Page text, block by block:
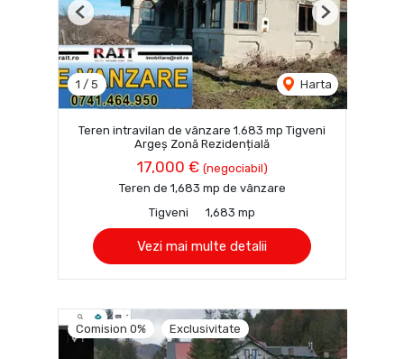
1 / 5 Harta
Previous Next
Teren intravilan de vânzare 1.683 mp Tigveni
Argeș Zonă Rezidențială
17,000 € (negociabil)
Teren de 1,683 mp de vânzare
Tigveni
1,683 mp
Vezi mai multe detalii
Comision 0% Exclusivitate